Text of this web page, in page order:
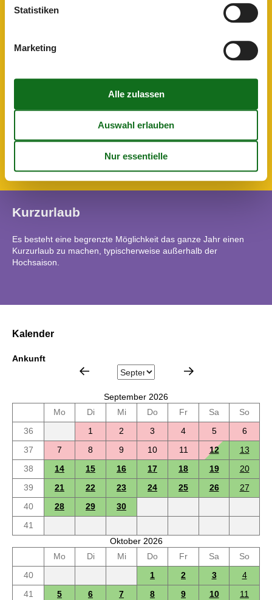
Wasserkocher
Fahrradunterstellmöglichkeit
Grillmöglichkeit
Internet im öff. Bereich
Kurzurlaub
Es besteht eine begrenzte Möglichkeit das ganze Jahr einen
Kurzurlaub zu machen, typischerweise außerhalb der
Hochsaison.
Kalender
Ankunft
September 2026
Mo
Di Mi Do Fr Sa
So
36
1 2 3 4 5
6
37
7 8 9 10 11 12
13
38
14 15 16 17 18 19
20
39
21 22 23 24 25 26
27
40
28 29
30
41
Oktober 2026
Mo
Di Mi Do Fr Sa
So
40
1 2 3
4
41
5 6 7 8 9 10
11
Statistiken
Marketing